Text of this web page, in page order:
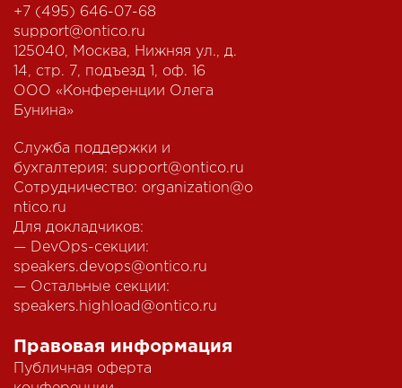
+7 (495) 646-07-68
support@ontico.ru
125040, Москва, Нижняя ул., д.
14, стр. 7, подъезд 1, оф. 16
ООО «Конференции Олега
Бунина»
Служба поддержки и
бухгалтерия: support@ontico.ru
Сотрудничество: organization@o
ntico.ru
Для докладчиков:
— DevOps-секции:
speakers.devops@ontico.ru
— Остальные секции:
speakers.highload@ontico.ru
Правовая информация
Публичная оферта